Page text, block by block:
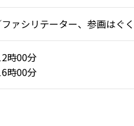
ァシリテーター、参画は
時00分
時00分